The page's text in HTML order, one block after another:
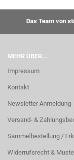
Das Team von
MEHR ÜBER...
Impressum
Kontakt
Newsletter Anmeldung
Versand- &
Sammelbestellung /
Widerrufsrecht &